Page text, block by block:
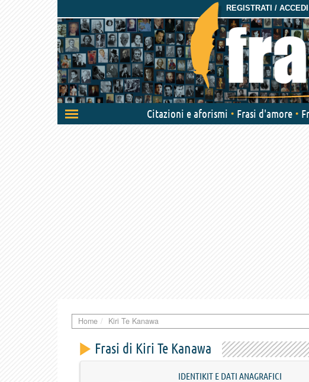
REGISTRATI / ACCEDI
Attiva/disattiva
navigazione
Citazioni e aforismi Frasi d'amore
Home Kiri Te Kanawa
Frasi di Kiri Te Kanawa
IDENTIKIT E DATI ANAGRAFICI